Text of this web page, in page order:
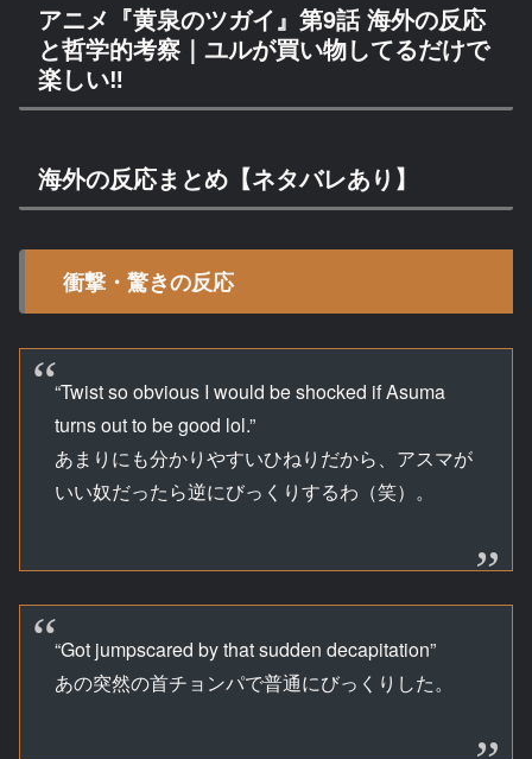
アニメ『黄泉のツガイ』第9話 海外の反応
と哲学的考察｜ユルが買い物してるだけで
楽しい‼
海外の反応まとめ【ネタバレあり】
衝撃・驚きの反応
“Twist so obvious I would be shocked if Asuma
turns out to be good lol.”
あまりにも分かりやすいひねりだから、アスマが
いい奴だったら逆にびっくりするわ（笑）。
“Got jumpscared by that sudden decapitation”
あの突然の首チョンパで普通にびっくりした。